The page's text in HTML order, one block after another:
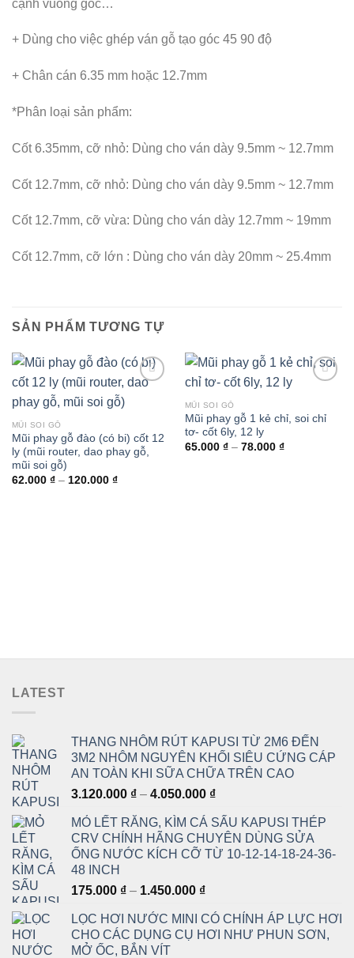
cạnh vuông góc…
+ Dùng cho việc ghép ván gỗ tạo góc 45 90 độ
+ Chân cán 6.35 mm hoặc 12.7mm
*Phân loại sản phẩm:
Cốt 6.35mm, cỡ nhỏ: Dùng cho ván dày 9.5mm ~ 12.7mm
Cốt 12.7mm, cỡ nhỏ: Dùng cho ván dày 9.5mm ~ 12.7mm
Cốt 12.7mm, cỡ vừa: Dùng cho ván dày 12.7mm ~ 19mm
Cốt 12.7mm, cỡ lớn : Dùng cho ván dày 20mm ~ 25.4mm
SẢN PHẨM TƯƠNG TỰ
MŨI SOI GỖ
Mũi phay gỗ đào (có bi) cốt 12
ly (mũi router, dao phay gỗ,
mũi soi gỗ)
62.000 ₫ – 120.000 ₫Khoảng
MŨI SOI GỖ
Mũi phay gỗ 1 kẻ chỉ, soi chỉ
tơ- cốt 6ly, 12 ly
65.000 ₫ – 78.000 ₫Khoảng
LATEST
THANG NHÔM RÚT KAPUSI TỪ 2M6 ĐẾN
3M2 NHÔM NGUYÊN KHỐI SIÊU CỨNG CÁP
AN TOÀN KHI SỮA CHỮA TRÊN CAO
3.120.000 ₫ – 4.050.000 ₫Khoảng
từ
3.120.000 ₫
đến
MỎ LẾT RĂNG, KÌM CÁ SẤU KAPUSI THÉP
CRV CHÍNH HÃNG CHUYÊN DÙNG SỬA
ỐNG NƯỚC KÍCH CỠ TỪ 10-12-14-18-24-36-
48 INCH
175.000 ₫ – 1.450.000 ₫Khoảng
từ
175.000 ₫
LỌC HƠI NƯỚC MINI CÓ CHỈNH ÁP LỰC HƠI
CHO CÁC DỤNG CỤ HƠI NHƯ PHUN SƠN,
MỞ ỐC, BẮN VÍT